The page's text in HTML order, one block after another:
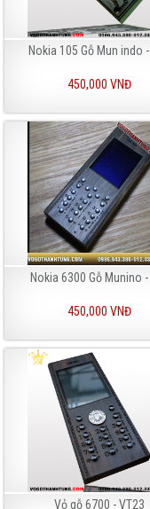
Nokia 105 Gỗ Mun indo
450,000 VNĐ
Nokia 6300 Gỗ Munino -
450,000 VNĐ
Vỏ gỗ 6700 - VT23